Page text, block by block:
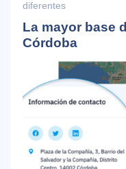
diferentes
La mayor base
Córdoba